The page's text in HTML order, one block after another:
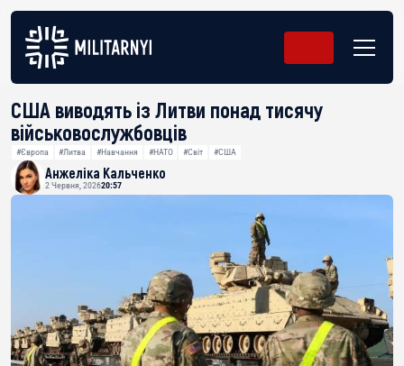
США виводять із Литви понад тисячу
військовослужбовців
#Європа #Литва #Навчання #НАТО #Світ #США
Анжеліка Кальченко
2 Червня, 202620:57